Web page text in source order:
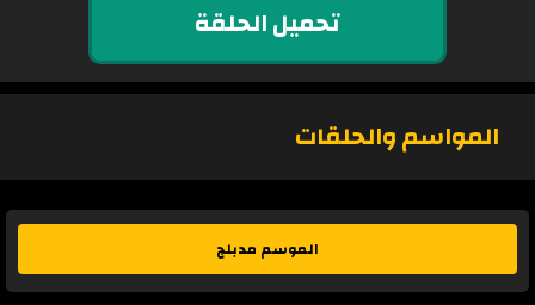
تحميل الحلقة
المواسم والحلقات
الموسم مدبلج